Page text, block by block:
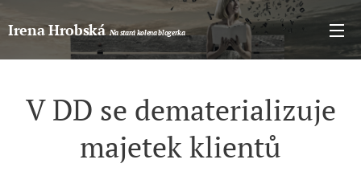
Irena HrobskáNa stará kolena blogerka
V DD se dematerializuje
majetek klientů
zraje
asi
mi